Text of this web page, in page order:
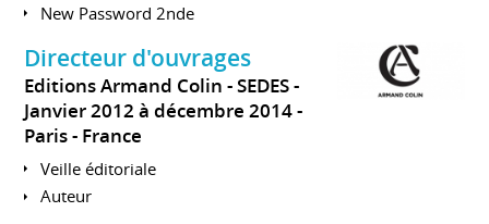
New Password 2nde
Directeur d'ouvrages
Editions Armand Colin - SEDES
Janvier 2012 à décembre 2014
Paris
France
Veille éditoriale
Auteur